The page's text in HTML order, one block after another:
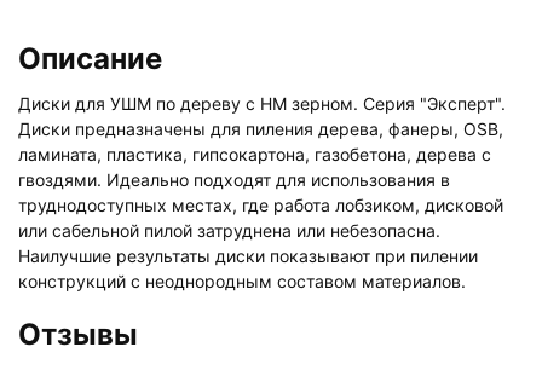
Описание
Диски для УШМ по дереву с HM зерном. Серия "Эксперт".
Диски предназначены для пиления дерева, фанеры, OSB,
ламината, пластика, гипсокартона, газобетона, дерева с
гвоздями. Идеально подходят для использования в
труднодоступных местах, где работа лобзиком, дисковой
или сабельной пилой затруднена или небезопасна.
Наилучшие результаты диски показывают при пилении
конструкций с неоднородным составом материалов.
Отзывы